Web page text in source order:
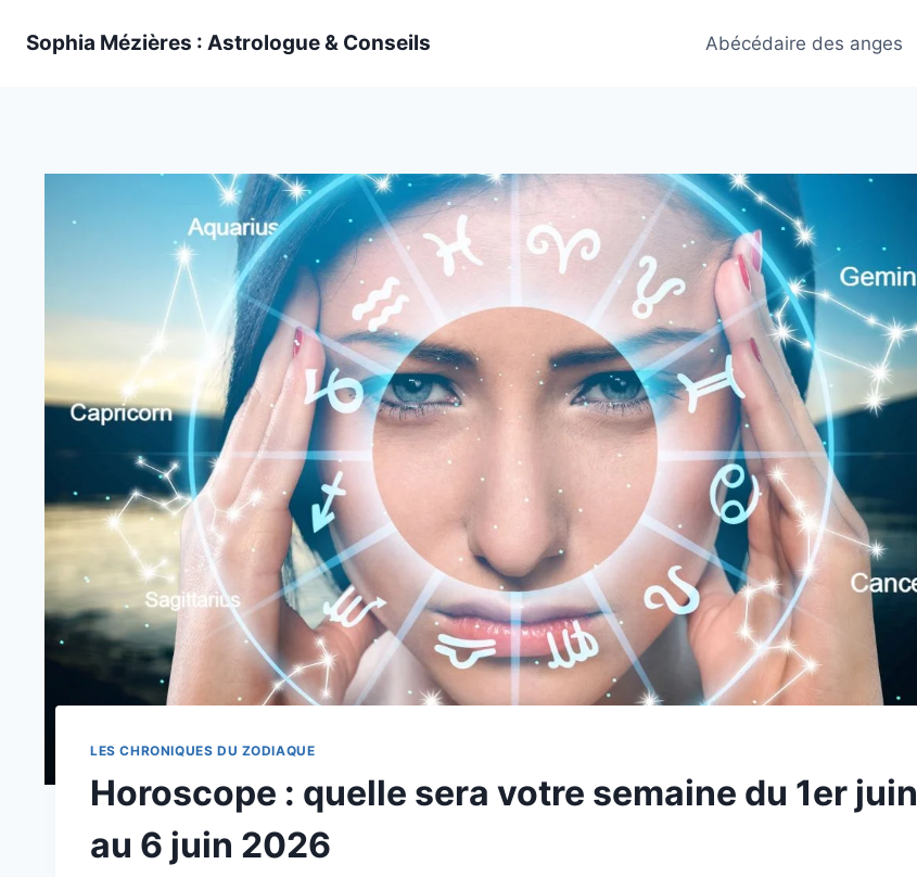
Sophia Mézières : Astrologue & Conseils Abécédaire des anges
LES CHRONIQUES DU ZODIAQUE
Horoscope : quelle sera votre semaine du 1er juin
au 6 juin 2026